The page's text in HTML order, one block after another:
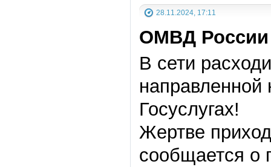
28.11.2024, 17:11
ОМВД России
В сети
направленной
Госуслугах!
Жертве
сообщается о